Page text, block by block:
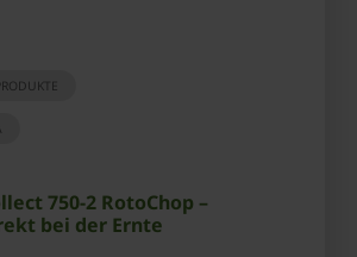
750-2 RotoChop –
bei der Ernte